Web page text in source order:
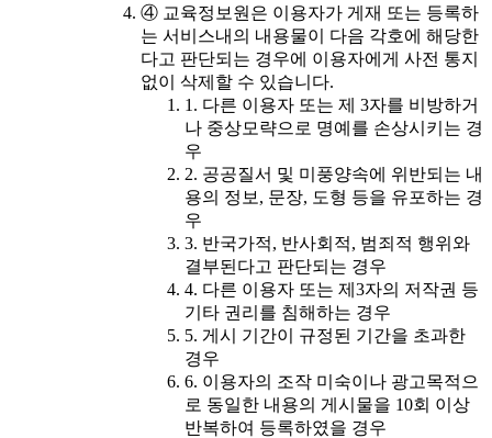
④ 교육정보원은 이용자가 게재 또는 등록하
는 서비스내의 내용물이 다음 각호에 해당한
다고 판단되는 경우에 이용자에게 사전 통지
없이 삭제할 수 있습니다.
1. 다른 이용자 또는 제 3자를 비방하거
나 중상모략으로 명예를 손상시키는 경
우
2. 공공질서 및 미풍양속에 위반되는 내
용의 정보, 문장, 도형 등을 유포하는 경
우
3. 반국가적, 반사회적, 범죄적 행위와
결부된다고 판단되는 경우
4. 다른 이용자 또는 제3자의 저작권 등
기타 권리를 침해하는 경우
5. 게시 기간이 규정된 기간을 초과한
경우
6. 이용자의 조작 미숙이나 광고목적으
로 동일한 내용의 게시물을 10회 이상
반복하여 등록하였을 경우